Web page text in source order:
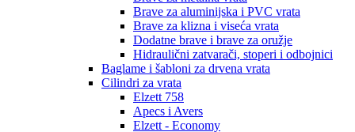
Brave za aluminijska i PVC vrata
Brave za klizna i viseća vrata
Dodatne brave i brave za oružje
Hidraulični zatvarači, stoperi i odbojnici
Baglame i šabloni za drvena vrata
Cilindri za vrata
Elzett 758
Apecs i Avers
Elzett - Economy